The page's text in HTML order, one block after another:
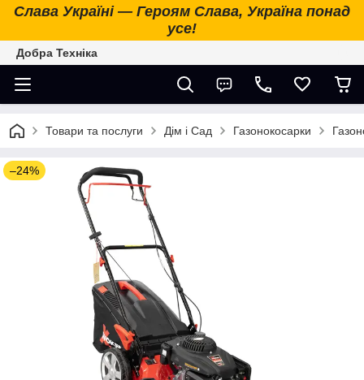
Слава Україні — Героям Слава, Україна понад
усе!
Добра Техніка
Товари та послуги Дім і Сад Газонокосарки
–24%